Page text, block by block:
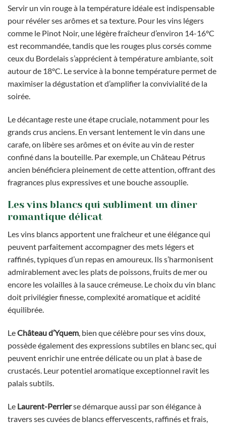
Servir un vin rouge à la température idéale est indispensable
pour révéler ses arômes et sa texture. Pour les vins légers
comme le Pinot Noir, une légère fraîcheur d’environ 14-16°C
est recommandée, tandis que les rouges plus corsés comme
ceux du Bordelais s’apprécient à température ambiante, soit
autour de 18°C. Le service à la bonne température permet de
maximiser la dégustation et d’amplifier la convivialité de la
soirée.
Le décantage reste une étape cruciale, notamment pour les
grands crus anciens. En versant lentement le vin dans une
carafe, on libère ses arômes et on évite au vin de rester
confiné dans la bouteille. Par exemple, un Château Pétrus
ancien bénéficiera pleinement de cette attention, offrant des
fragrances plus expressives et une bouche assouplie.
Les vins blancs qui subliment un dîner
romantique délicat
Les vins blancs apportent une fraîcheur et une élégance qui
peuvent parfaitement accompagner des mets légers et
raffinés, typiques d’un repas en amoureux. Ils s’harmonisent
admirablement avec les plats de poissons, fruits de mer ou
encore les volailles à la sauce crémeuse. Le choix du vin blanc
doit privilégier finesse, complexité aromatique et acidité
équilibrée.
LeChâteau d’Yquem, bien que célèbre pour ses vins doux,
possède également des expressions subtiles en blanc sec, qui
peuvent enrichir une entrée délicate ou un plat à base de
crustacés. Leur potentiel aromatique exceptionnel ravit les
palais subtils.
Le Laurent-Perrierse démarque aussi par son élégance à
travers ses cuvées de blancs effervescents, raffinés et frais,